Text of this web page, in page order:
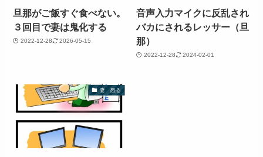
旦那がご飯すぐ食べない。
３回目で妻は鬼化する
2022-12-28 2026-05-15
音声入力マイクに反乱され
バカにされるレッサー（旦
那）
2022-12-28 2024-02-01
妻 怒る